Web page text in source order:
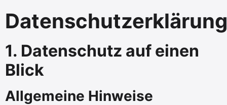
Datenschutzerklärung
1. Datenschutz auf einen
Blick
Allgemeine Hinweise